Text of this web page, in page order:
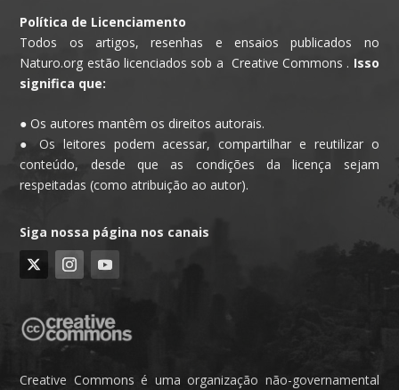
Política de Licenciamento
Todos os artigos, resenhas e ensaios publicados no
Naturo.org estão licenciados sob a Creative Commons . Isso
significa que:
● Os autores mantêm os direitos autorais.
● Os leitores podem acessar, compartilhar e reutilizar o
conteúdo, desde que as condições da licença sejam
respeitadas (como atribuição ao autor).
Siga nossa página nos canais
Creative Commons é uma organização não-governamental